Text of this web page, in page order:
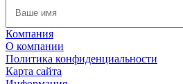
Компания
О компании
Политика конфиденциальности
Карта сайта